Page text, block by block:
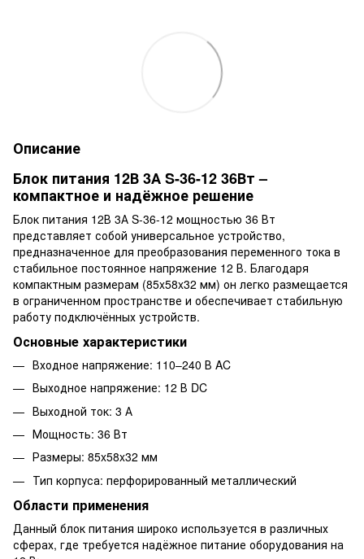
Описание
Блок питания 12В 3А S-36-12 36Вт –
компактное и надёжное решение
Блок питания 12В 3А S-36-12 мощностью 36 Вт
представляет собой универсальное устройство,
предназначенное для преобразования переменного тока в
стабильное постоянное напряжение 12 В. Благодаря
компактным размерам (85x58x32 мм) он легко размещается
в ограниченном пространстве и обеспечивает стабильную
работу подключённых устройств.
Основные характеристики
Входное напряжение: 110–240 В AC
Выходное напряжение: 12 В DC
Выходной ток: 3 А
Мощность: 36 Вт
Размеры: 85x58x32 мм
Тип корпуса: перфорированный металлический
Области применения
Данный блок питания широко используется в различных
сферах, где требуется надёжное питание оборудования на